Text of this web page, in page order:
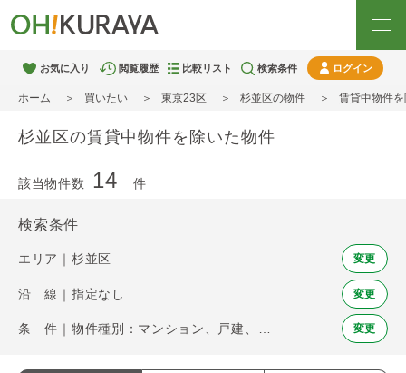
お気に入り 閲覧履歴 比較リスト 検索条件 ログイン
ホーム 買いたい 東京23区 杉並区の物件 賃貸中物件
杉並区の賃貸中物件を除いた物件
該当物件数 14 件
検索条件
エリア｜杉並区 変更
沿 線｜指定なし 変更
変更